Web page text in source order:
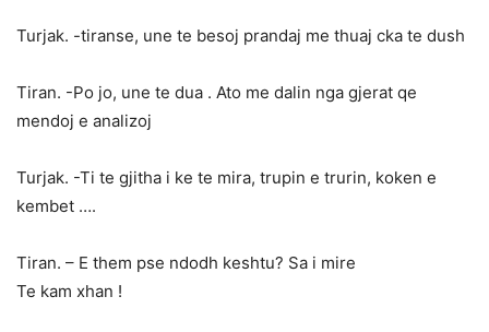
Turjak. -tiranse, une te besoj prandaj me thuaj cka te dush
Tiran. -Po jo, une te dua . Ato me dalin nga gjerat qe
mendoj e analizoj
Turjak. -Ti te gjitha i ke te mira, trupin e trurin, koken e
kembet ….
Tiran. – E them pse ndodh keshtu? Sa i mire
Te kam xhan !